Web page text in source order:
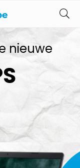
nieuwe